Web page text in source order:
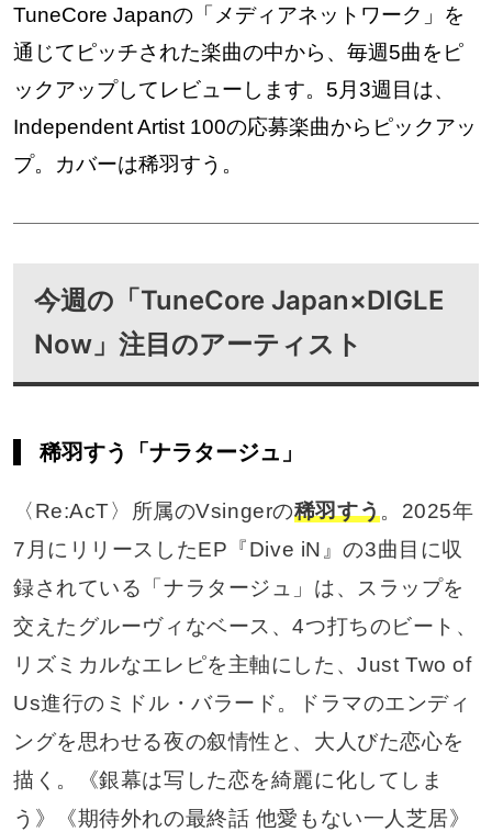
TuneCore Japanの「メディアネットワーク」を
通じてピッチされた楽曲の中から、毎週5曲をピ
ックアップしてレビューします。5月3週目は、
Independent Artist 100の応募楽曲からピックアッ
プ。カバーは稀羽すう。
今週の「TuneCore Japan×DIGLE
Now」注目のアーティスト
稀羽すう「ナラタージュ」
〈Re:AcT〉所属のVsingerの稀羽すう。2025年
7月にリリースしたEP『Dive iN』の3曲目に収
録されている「ナラタージュ」は、スラップを
交えたグルーヴィなベース、4つ打ちのビート、
リズミカルなエレピを主軸にした、Just Two of
Us進行のミドル・バラード。ドラマのエンディ
ングを思わせる夜の叙情性と、大人びた恋心を
描く。《銀幕は写した恋を綺麗に化してしま
う》《期待外れの最終話 他愛もない一人芝居》